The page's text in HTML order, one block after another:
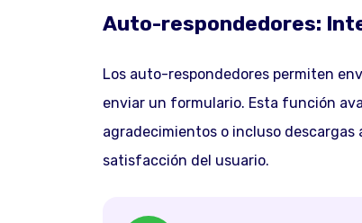
Auto-respondedores:
Los auto-respondedores permiten
enviar un formulario. Esta función
agradecimientos o incluso
satisfacción del usuario.